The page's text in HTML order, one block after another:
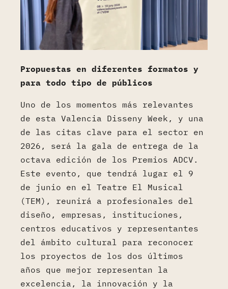
Propuestas en diferentes formatos y
para todo tipo de públicos
Uno de los momentos más relevantes
de esta Valencia Disseny Week, y una
de las citas clave para el sector en
2026, será la gala de entrega de la
octava edición de los Premios ADCV.
Este evento, que tendrá lugar el 9
de junio en el Teatre El Musical
(TEM), reunirá a profesionales del
diseño, empresas, instituciones,
centros educativos y representantes
del ámbito cultural para reconocer
los proyectos de los dos últimos
años que mejor representan la
excelencia, la innovación y la